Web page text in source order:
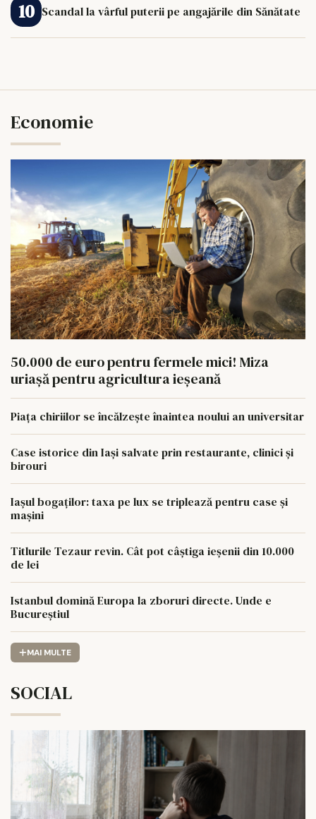
Scandal la vârful puterii pe angajările din Sănătate
Economie
50.000 de euro pentru fermele mici! Miza
uriașă pentru agricultura ieșeană
Piața chiriilor se încălzește înaintea noului an universitar
Case istorice din Iași salvate prin restaurante, clinici și
birouri
Iașul bogaților: taxa pe lux se triplează pentru case și
mașini
Titlurile Tezaur revin. Cât pot câștiga ieșenii din 10.000
de lei
Istanbul domină Europa la zboruri directe. Unde e
Bucureștiul
MAI MULTE
SOCIAL